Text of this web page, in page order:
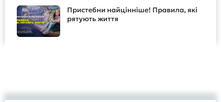
Пристебни найцінніше! Правила, які
рятують життя